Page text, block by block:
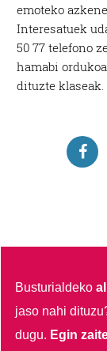
emoteko
Interesatuek
50 77 telefono
hamabi
dituzte
Busturialdeko
jaso nahi
dugu. Egin